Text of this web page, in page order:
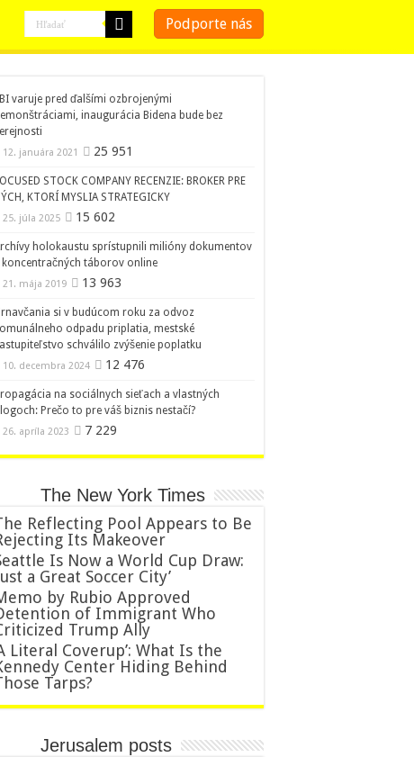
Podporte nás
varuje pred ďalšími ozbrojenými
inaugurácia Bidena bude bez
12. januára 2021 25 951
STOCK COMPANY RECENZIE: BROKER PRE
KTORÍ MYSLIA STRATEGICKY
25. júla 2025 15 602
holokaustu sprístupnili milióny dokumentov
koncentračných táborov online
21. mája 2019 13 963
si v budúcom roku za odvoz
odpadu priplatia, mestské
schválilo zvýšenie poplatku
10. decembra 2024 12 476
na sociálnych sieťach a vlastných
Prečo to pre váš biznis nestačí?
26. apríla 2023 7 229
The New York Times
Reflecting Pool Appears to Be
Its Makeover
Is Now a World Cup Draw:
a Great Soccer City’
by Rubio Approved
of Immigrant Who
Trump Ally
Literal Coverup’: What Is the
Center Hiding Behind
Tarps?
Jerusalem posts